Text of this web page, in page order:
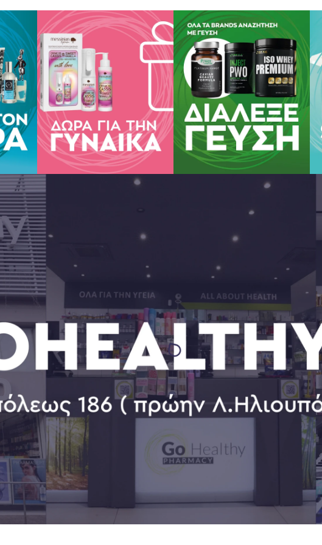
Συμβουλευτείτε το γιατρό σας αν είστε έγκυος, θηλάζετε, βρίσκεστε υπό
αντιμετωπίζετε προβλήματα υγείας. Να μη γίνεται υπέρβαση της συνιστώμενης
φυλάσσεται σε μέρος που δε βλέπουν και δεν προσεγγίζουν τα παιδιά.
περιβάλλον.
*Η συσκευασία ενδεχομένως να περιέχει φακελάκι απορρόφησης οξυγόνου
που συμβάλλει στον έλεγχο της υγρασίας κατά τη διάρκεια ζωής του προϊόντος.
να μην αφαιρείται από την αρχική συσκευασία. Κλείνετε επιμελώς το πώμα μετά
Ανακυκλώστε υπεύθυνα.
60 κάψουλες